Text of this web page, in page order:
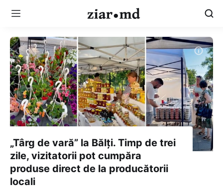
„Târg de vară” la Bălți. Timp de trei
zile, vizitatorii pot cumpăra
produse direct de la producătorii
locali